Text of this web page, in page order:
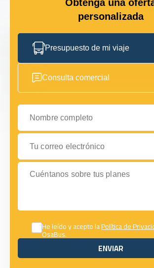
Obtenga una
personalizada
Presupuesto de mi viaje
Consulta comercial
Nombre completo
Tu correo electrónico
Cuéntanos sobre tus planes
He leído y acepto laPolítica de
OsaBus.
ENVIAR
ENVIAR